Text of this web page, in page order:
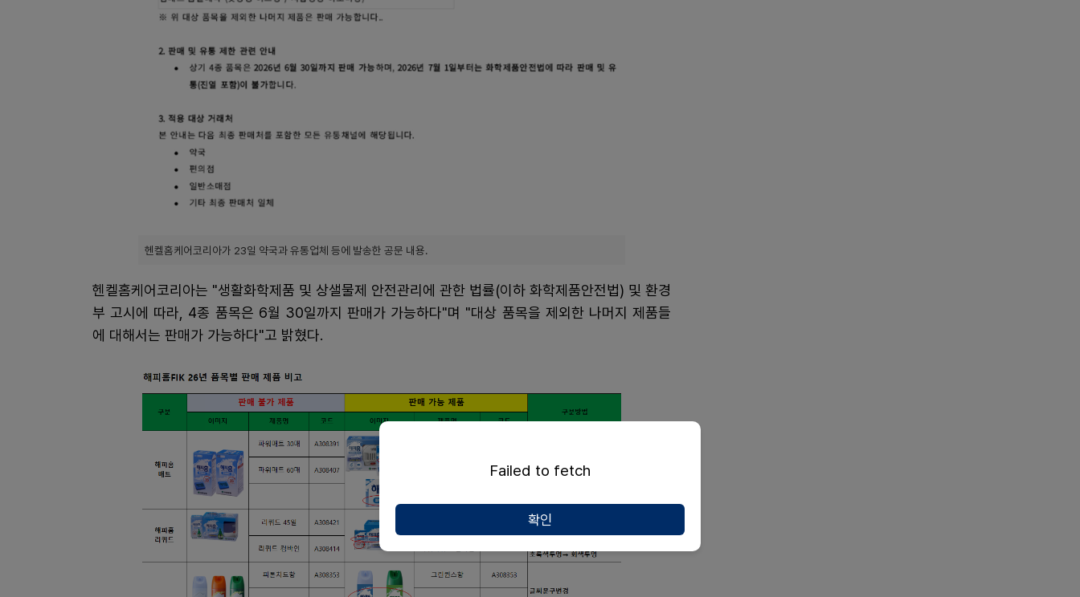
헨켈홈케어코리아가 23일 약국과 유통업체 등에 발송한 공문 내용.
헨켈홈케어코리아는 "생활화학제품 및 상샐물제 안전관리에 관한 법률(이하 화학제품안전법) 및 환경
부 고시에 따라, 4종 품목은 6월 30일까지 판매가 가능하다"며 "대상 품목을 제외한 나머지 제품들
에 대해서는 판매가 가능하다"고 밝혔다.
Failed to fetch
확인